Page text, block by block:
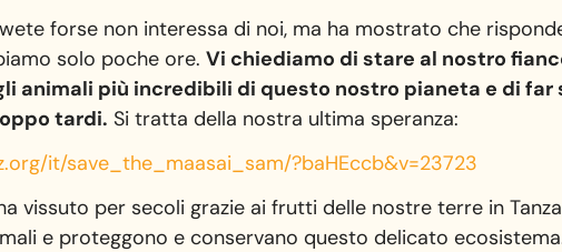
forse non interessa di noi, ma ha mostrato che
solo poche ore.Vi chiediamo di stare al nostro
animali più incredibili di questo nostro pianeta e di
tardi. Si tratta della nostra ultima speranza:
it/save_the_maasai_sam/?baHEccb&v=23723
vissuto per secoli grazie ai frutti delle nostre terre in
e proteggono e conservano questo delicato